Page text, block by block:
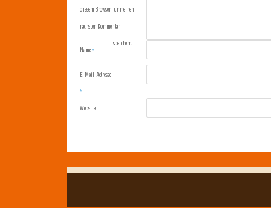
Name*
E-Mail-Adresse
*
Website
diesem Browser für meinen
nächsten Kommentar
speichern.